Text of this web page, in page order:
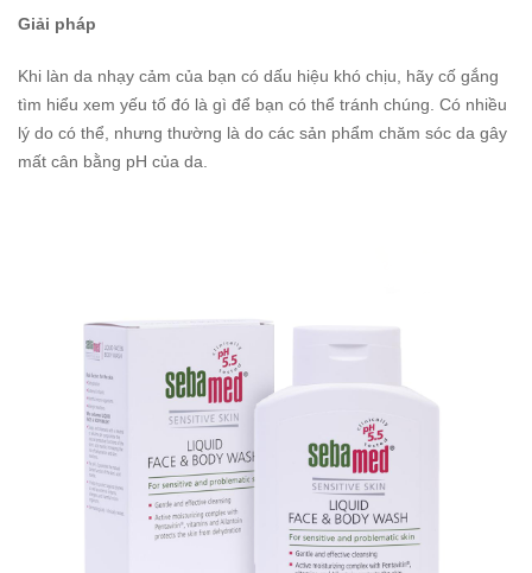
Giải pháp
Khi làn da nhạy cảm của bạn có dấu hiệu khó chịu, hãy cố gắng
tìm hiểu xem yếu tố đó là gì để bạn có thể tránh chúng. Có nhiều
lý do có thể, nhưng thường là do các sản phẩm chăm sóc da gây
mất cân bằng pH của da.